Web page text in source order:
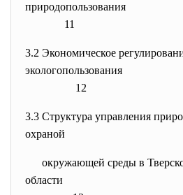
природопользования
11
3.2 Экономическое
экологопользования
12
3.3 Структура управления
охраной
окружающей среды в
области